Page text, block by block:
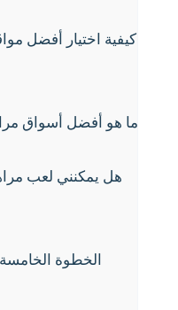
كيفية اختيار أفضل
ما هو أفضل أسواق
هل يمكنني لعب
الخطوة